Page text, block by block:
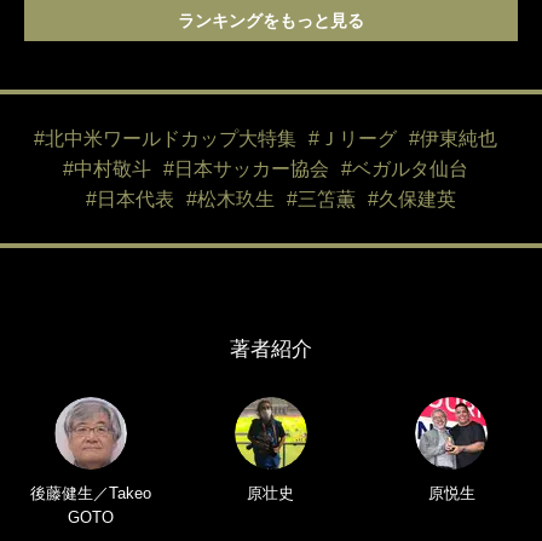
ランキングをもっと見る
#北中米ワールドカップ大特集 #Ｊリーグ
#伊東純也
#中村敬斗
#日本サッカー協会
#ベガルタ仙台
#日本代表
#松木玖生 #三笘薫 #久保建英
著者紹介
後藤健生／Takeo
GOTO
原壮史 原悦生